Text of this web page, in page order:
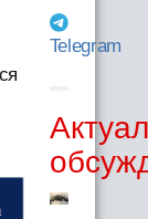
Telegram